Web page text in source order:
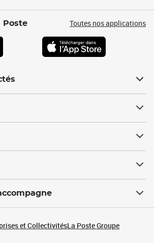
Poste Toutes nos applications
et CollectivitésLa Poste Groupe